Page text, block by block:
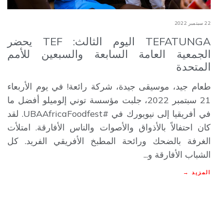
22 سبتمبر 2022
TEFATUNGA اليوم الثالث: TEF يحضر
الجمعية العامة السابعة والسبعين للأمم
المتحدة
طعام جيد، موسيقى جيدة، شركة رائعة! في يوم الأربعاء
21 سبتمبر 2022، جلبت مؤسسة توني إلوميلو أفضل ما
في أفريقيا إلى نيويورك في #UBAAfricaFoodfest. لقد
كان احتفالاً بالأذواق والأصوات والناس الأفارقة. امتلأت
الغرفة بالضحك ورائحة المطبخ الأفريقي الفريد. كل
الشباب الأفارقة و...
المزيد →